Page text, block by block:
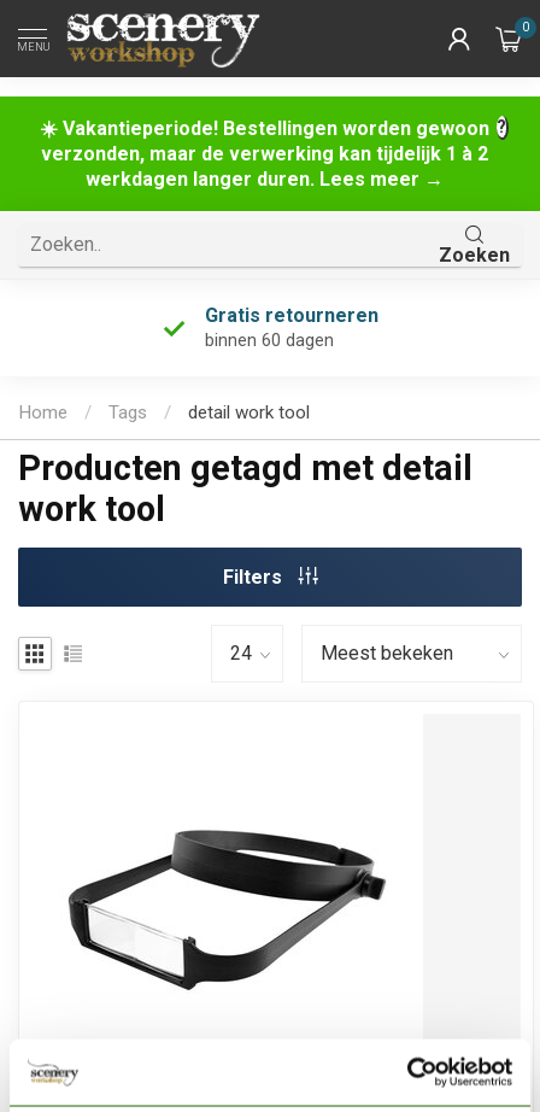
☀️ Vakantieperiode! Bestellingen worden gewoon
verzonden, maar de verwerking kan tijdelijk 1 à 2
werkdagen langer duren. Lees meer →
MENU
0
Zoeken
Gratis retourneren
binnen 60 dagen
Home / Tags / detail work tool
Producten getagd met detail
work tool
Filters